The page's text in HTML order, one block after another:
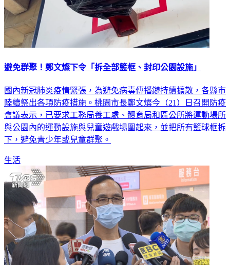
避免群聚！鄭文燦下令「拆全部籃框、封印公園設施」
國內新冠肺炎疫情緊張，為避免病毒傳播鏈持續擴散，各縣市
陸續祭出各項防疫措施。桃園市長鄭文燦今（21）日召開防疫
會議表示，已要求工務局養工處、體育局和區公所將運動場所
與公園內的運動設施與兒童遊戲場圍起來，並把所有籃球框拆
下，避免青少年或兒童群聚。
生活